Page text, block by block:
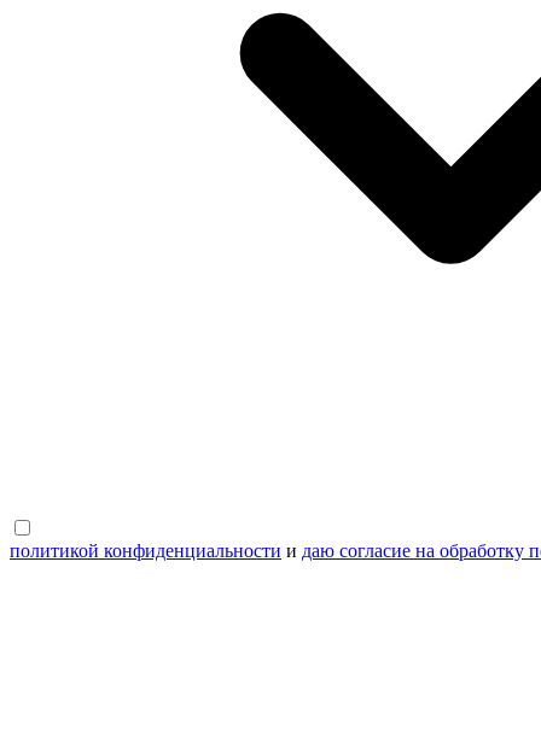
политикой конфиденциальности и даю согласие на обработку